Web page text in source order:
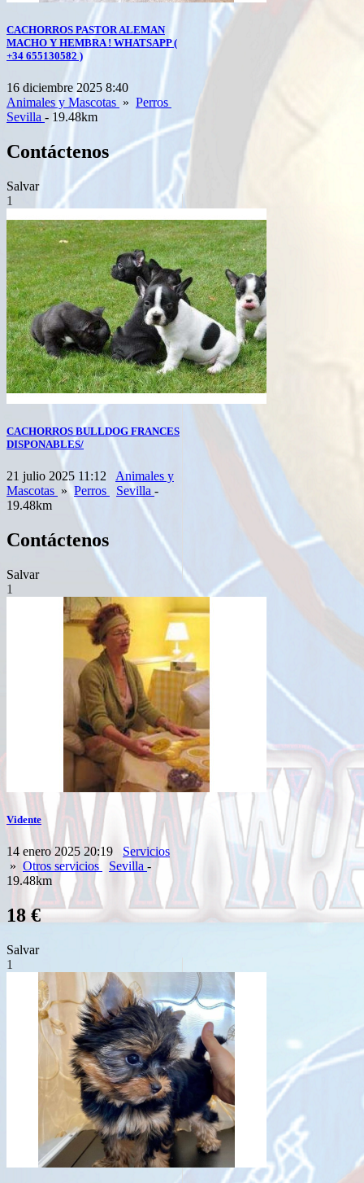
CACHORROS PASTOR ALEMAN
MACHO Y HEMBRA ! WHATSAPP (
+34 655130582 )
16 diciembre 2025 8:40
Animales y Mascotas » Perros
Sevilla - 19.48km
Contáctenos
Salvar
1
CACHORROS BULLDOG FRANCES
DISPONABLES/
21 julio 2025 11:12
Animales y
Mascotas » Perros Sevilla -
19.48km
Contáctenos
Salvar
1
Vidente
14 enero 2025 20:19
Servicios
» Otros servicios Sevilla -
19.48km
18 €
Salvar
1